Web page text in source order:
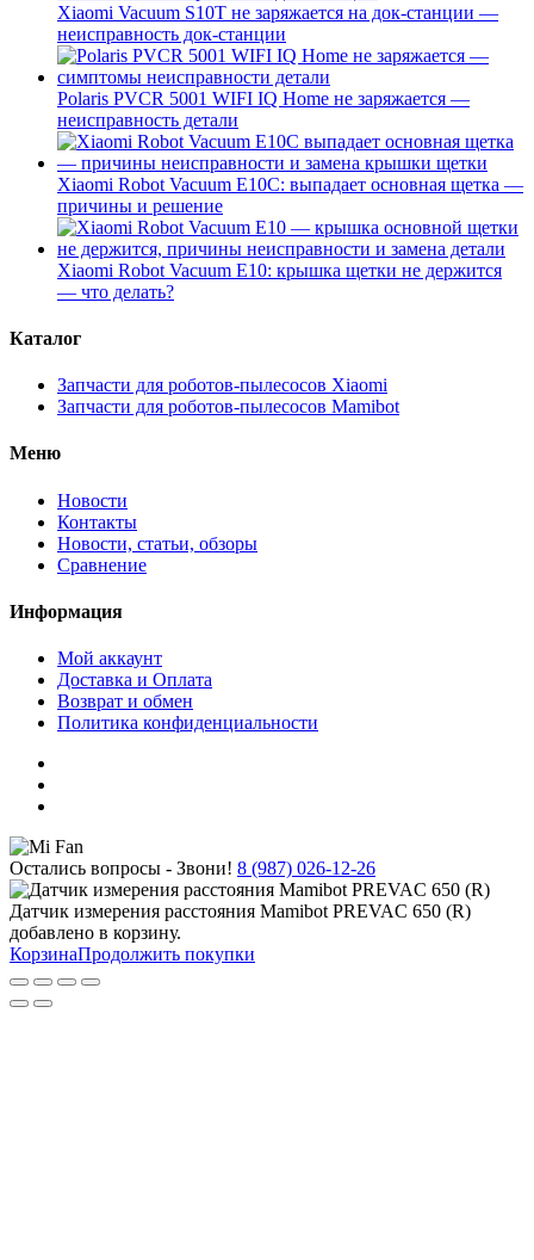
Xiaomi Vacuum S10T не заряжается на док-станции —
неисправность док-станции
Polaris PVCR 5001 WIFI IQ Home не заряжается —
неисправность детали
Xiaomi Robot Vacuum E10C: выпадает основная щетка —
причины и решение
Xiaomi Robot Vacuum E10: крышка щетки не держится
— что делать?
Каталог
Запчасти для роботов-пылесосов Xiaomi
Запчасти для роботов-пылесосов Mamibot
Меню
Новости
Контакты
Новости, статьи, обзоры
Сравнение
Информация
Мой аккаунт
Доставка и Оплата
Возврат и обмен
Политика конфиденциальности
Остались вопросы - Звони! 8 (987) 026-12-26
Датчик измерения расстояния Mamibot PREVAC 650 (R)
добавлено в корзину.
КорзинаПродолжить покупки